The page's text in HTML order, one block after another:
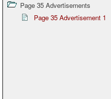
Page 35 Advertisements
Page 35 Advertisement 1